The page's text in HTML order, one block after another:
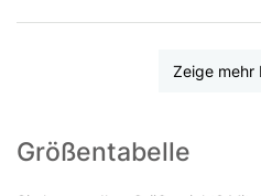
Zeige mehr
Größentabelle